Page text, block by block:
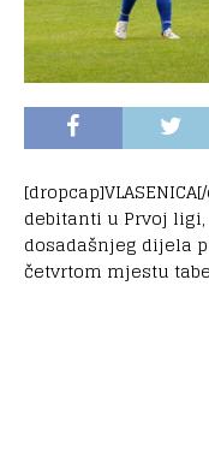
debitanti u Prvoj
dosadašnjeg dijela
četvrtom mjestu